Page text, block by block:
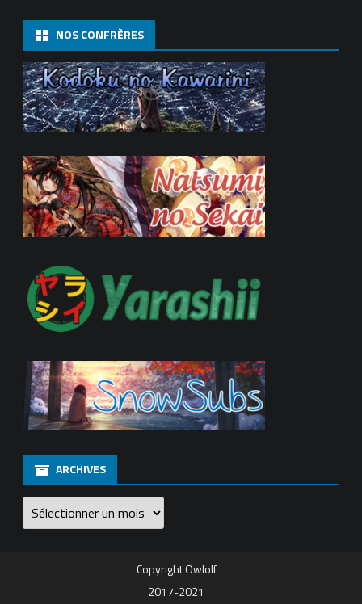
NOS CONFRÈRES
ARCHIVES
Archives
Copyright Owlolf
2017-2021